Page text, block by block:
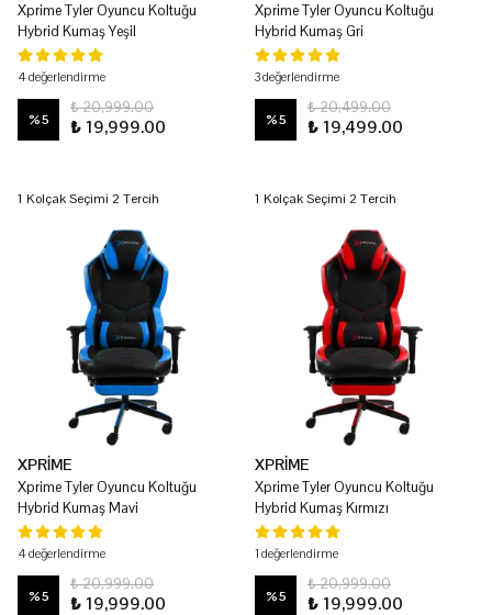
Xprime Tyler Oyuncu Koltuğu
Hybrid Kumaş Yeşil
4 değerlendirme
%5
₺ 20,999.00
₺ 19,999.00
1 Kolçak Seçimi 2 Tercih
Xprime Tyler Oyuncu Koltuğu
Hybrid Kumaş Gri
3 değerlendirme
%5
₺ 20,499.00
₺ 19,499.00
1 Kolçak Seçimi 2 Tercih
XPRİME
Xprime Tyler Oyuncu Koltuğu
Hybrid Kumaş Mavi
4 değerlendirme
%5
₺ 20,999.00
₺ 19,999.00
XPRİME
Xprime Tyler Oyuncu Koltuğu
Hybrid Kumaş Kırmızı
1 değerlendirme
%5
₺ 20,999.00
₺ 19,999.00